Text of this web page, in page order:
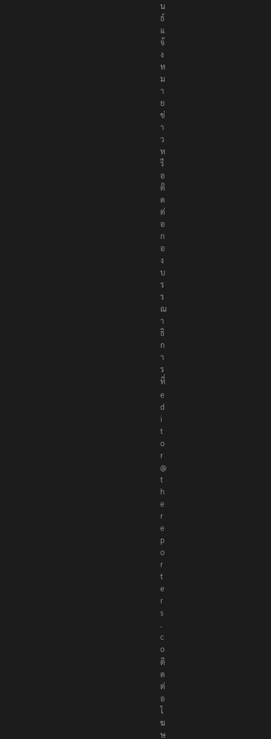
น
ธ์
แ
จ้
ง
ห
ม
า
ย
ข่
า
ว
ห
รื
อ
ติ
ด
ต่
อ
ก
อ
ง
บ
ร
ร
ณ
า
ธิ
ก
า
ร
ที่
e
d
i
t
o
r
@
t
h
e
r
e
p
o
r
t
e
r
s
.
c
o
ติ
ด
ต่
อ
โ
ฆ
ษ